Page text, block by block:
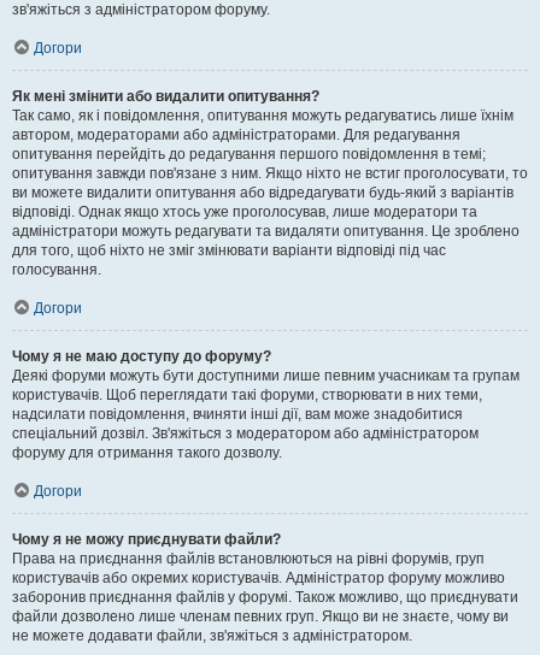
зв'яжіться з адміністратором форуму.
Догори
Як мені змінити або видалити опитування?
Так само, як і повідомлення, опитування можуть редагуватись лише їхнім
автором, модераторами або адміністраторами. Для редагування
опитування перейдіть до редагування першого повідомлення в темі;
опитування завжди пов'язане з ним. Якщо ніхто не встиг проголосувати, то
ви можете видалити опитування або відредагувати будь-який з варіантів
відповіді. Однак якщо хтось уже проголосував, лише модератори та
адміністратори можуть редагувати та видаляти опитування. Це зроблено
для того, щоб ніхто не зміг змінювати варіанти відповіді під час
голосування.
Догори
Чому я не маю доступу до форуму?
Деякі форуми можуть бути доступними лише певним учасникам та групам
користувачів. Щоб переглядати такі форуми, створювати в них теми,
надсилати повідомлення, вчиняти інші дії, вам може знадобитися
спеціальний дозвіл. Зв'яжіться з модератором або адміністратором
форуму для отримання такого дозволу.
Догори
Чому я не можу приєднувати файли?
Права на приєднання файлів встановлюються на рівні форумів, груп
користувачів або окремих користувачів. Адміністратор форуму можливо
заборонив приєднання файлів у форумі. Також можливо, що приєднувати
файли дозволено лише членам певних груп. Якщо ви не знаєте, чому ви
не можете додавати файли, зв'яжіться з адміністратором.